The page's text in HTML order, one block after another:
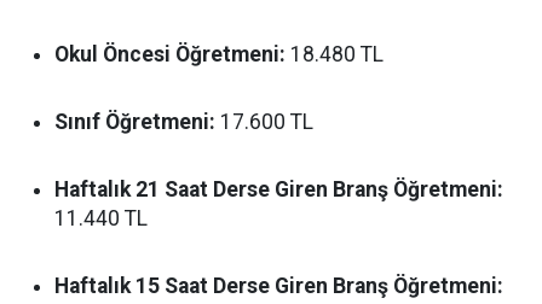
Okul Öncesi Öğretmeni: 18.480 TL
Sınıf Öğretmeni: 17.600 TL
Haftalık 21 Saat Derse Giren Branş Öğretmeni:
11.440 TL
Haftalık 15 Saat Derse Giren Branş Öğretmeni: